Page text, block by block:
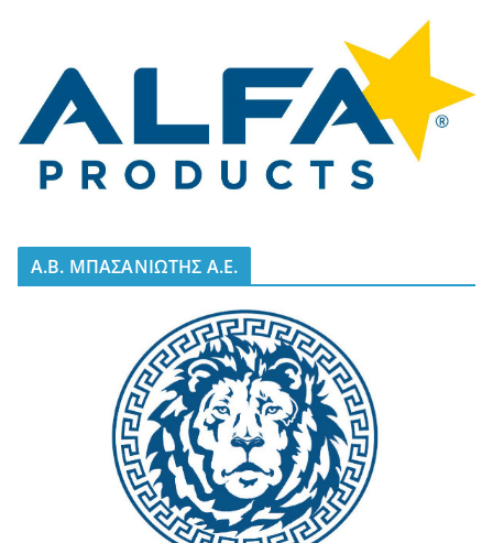
A.B. ΜΠΑΣΑΝΙΩΤΗΣ Α.Ε.